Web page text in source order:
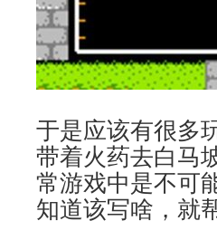
于是应该有很多
带着火药去白马
常游戏中是不可
知道该写啥，就